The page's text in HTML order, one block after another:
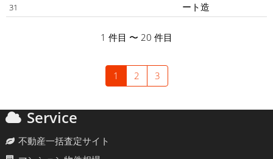
31
ート造
1 件目 〜 20 件目
1 2 3
Service
不動産一括査定サイト